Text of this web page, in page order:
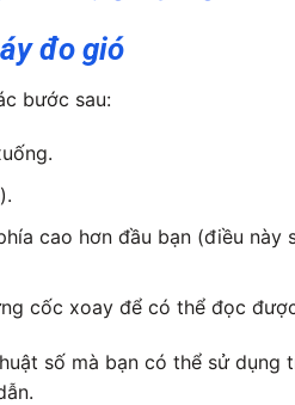
đo gió
bước sau:
cao hơn đầu bạn (điều
cốc xoay để có thể đọc
số mà bạn có thể sử dụng